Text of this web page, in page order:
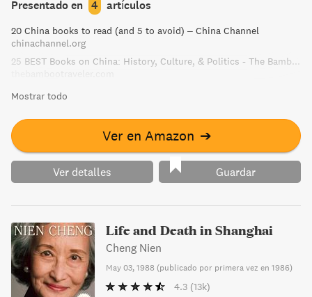
quienes se ven obligados a abandonar sus casas para
labrarse un futuro.
Presentado en 4 artículos
20 China books to read (and 5 to avoid) – China Channel
chinachannel.org
25 BEST Books on China: History, Culture, & Politics - The Bamboo Traveler
Mostrar todo
Ver en Amazon ➔
Ver detalles Guardar
Life and Death in Shanghai
Cheng Nien
May 03, 1988 (publicado por primera vez en 1986)
4.3 (13k)